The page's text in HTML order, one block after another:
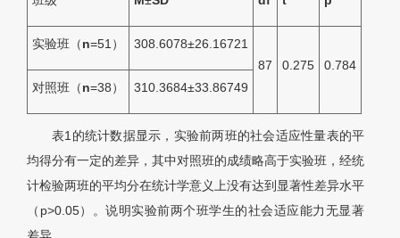
实验班（n=51）
308.6078±26.16721
87
0.275
0.784
对照班（n=38） 310.3684±33.86749
表1的统计数据显示，实验前两班的社会适应性量表的平
均得分有一定的差异，其中对照班的成绩略高于实验班，经统
计检验两班的平均分在统计学意义上没有达到显著性差异水平
（p>0.05）。说明实验前两个班学生的社会适应能力无显著